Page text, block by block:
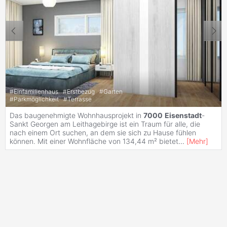
#Einfamilienhaus #Erstbezug #Garten
#Parkmöglichkeit #Terrasse
Das baugenehmigte Wohnhausprojekt in 7000 Eisenstadt-
Sankt Georgen am Leithagebirge ist ein Traum für alle, die
nach einem Ort suchen, an dem sie sich zu Hause fühlen
können. Mit einer Wohnfläche von 134,44 m² bietet... [Mehr]